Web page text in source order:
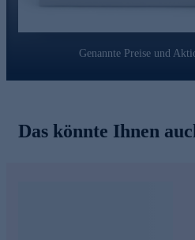
Genannte Preise und
Das könnte Ihnen